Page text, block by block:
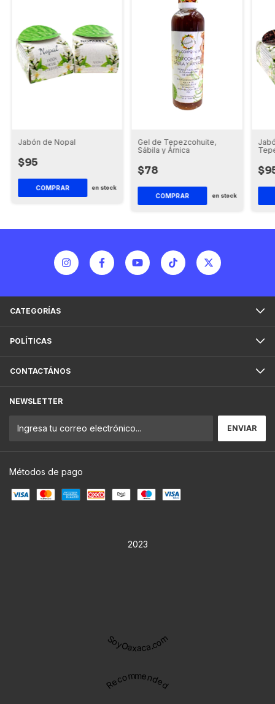
Jabón de Nopal
$95
COMPRAR en stock
Gel de Tepezcohuite,
Sábila y Árnica
$78
COMPRAR en stock
CATEGORÍAS
POLÍTICAS
CONTACTÁNOS
NEWSLETTER
Métodos de pago
2023
SoyOaxaca.com
Recommended